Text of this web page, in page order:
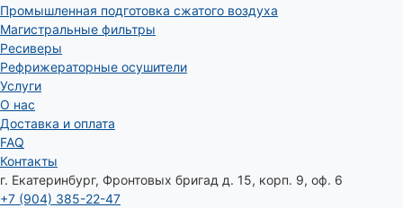
Промышленная подготовка сжатого воздуха
Магистральные фильтры
Ресиверы
Рефрижераторные осушители
Услуги
О нас
Доставка и оплата
FAQ
Контакты
г. Екатеринбург, Фронтовых бригад д. 15, корп. 9, оф. 6
+7 (904) 385-22-47